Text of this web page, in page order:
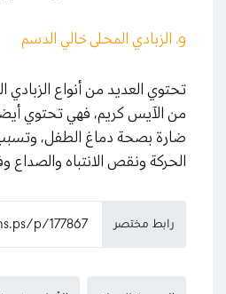
9. الزبادي المحلى خالي الدسم
تحتوي العديد من أنواع الزبادي
من الآيس كريم، فهي تحتوي
ضارة بصحة دماغ الطفل،
الحركة ونقص الانتباه والصداع
رابط مختصر